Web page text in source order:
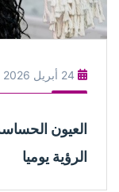
24 أبريل 2026
العيون
الرؤية يوميا